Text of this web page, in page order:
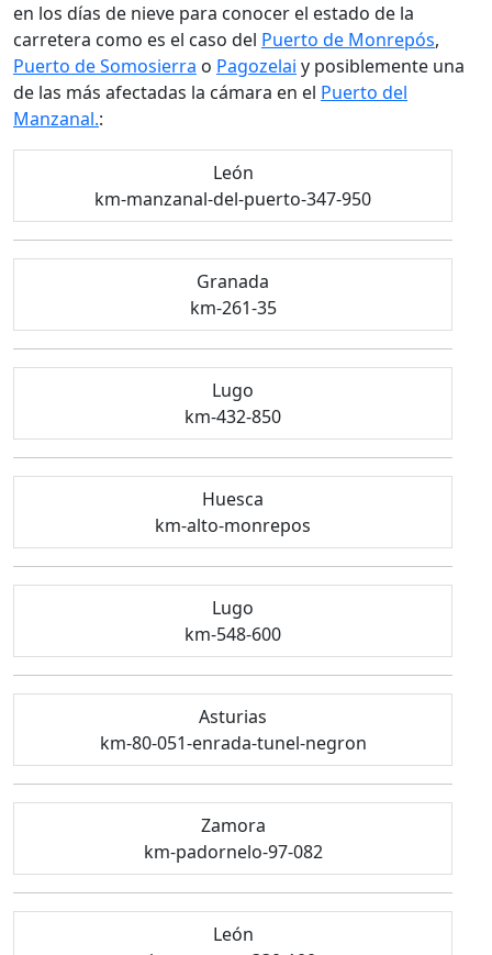
en los días de nieve para conocer el estado de la
carretera como es el caso del Puerto de Monrepós,
Puerto de Somosierra o Pagozelai y posiblemente una
de las más afectadas la cámara en el Puerto del
Manzanal.:
León
km-manzanal-del-puerto-347-950
Granada
km-261-35
Lugo
km-432-850
Huesca
km-alto-monrepos
Lugo
km-548-600
Asturias
km-80-051-enrada-tunel-negron
Zamora
km-padornelo-97-082
León